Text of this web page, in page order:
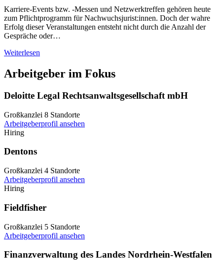
Karriere-Events bzw. -Messen und Netzwerktreffen gehören heute
zum Pflichtprogramm für Nachwuchsjurist:innen. Doch der wahre
Erfolg dieser Veranstaltungen entsteht nicht durch die Anzahl der
Gespräche oder…
Weiterlesen
Arbeitgeber im Fokus
Deloitte Legal Rechtsanwaltsgesellschaft mbH
Großkanzlei 8 Standorte
Arbeitgeberprofil ansehen
Hiring
Dentons
Großkanzlei 4 Standorte
Arbeitgeberprofil ansehen
Hiring
Fieldfisher
Großkanzlei 5 Standorte
Arbeitgeberprofil ansehen
Finanzverwaltung des Landes Nordrhein-Westfalen